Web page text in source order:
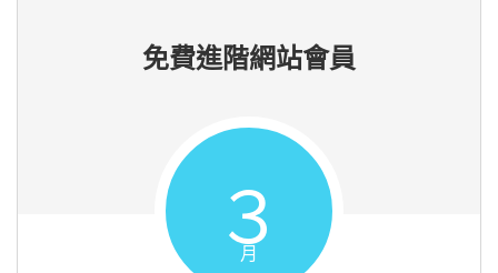
免費進階網站會員
３
月